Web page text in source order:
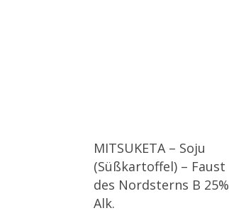
MITSUKETA – Soju
(Süßkartoffel) – Faust
des Nordsterns B 25%
Alk.